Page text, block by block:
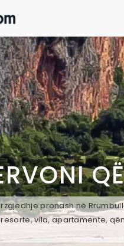
pronash në
vila, apartamente,